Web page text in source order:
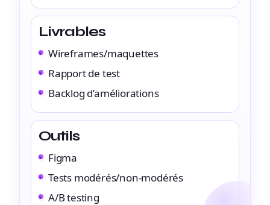
Livrables
Wireframes/maquettes
Rapport de test
Backlog d’améliorations
Outils
Figma
Tests modérés/non-modérés
A/B testing